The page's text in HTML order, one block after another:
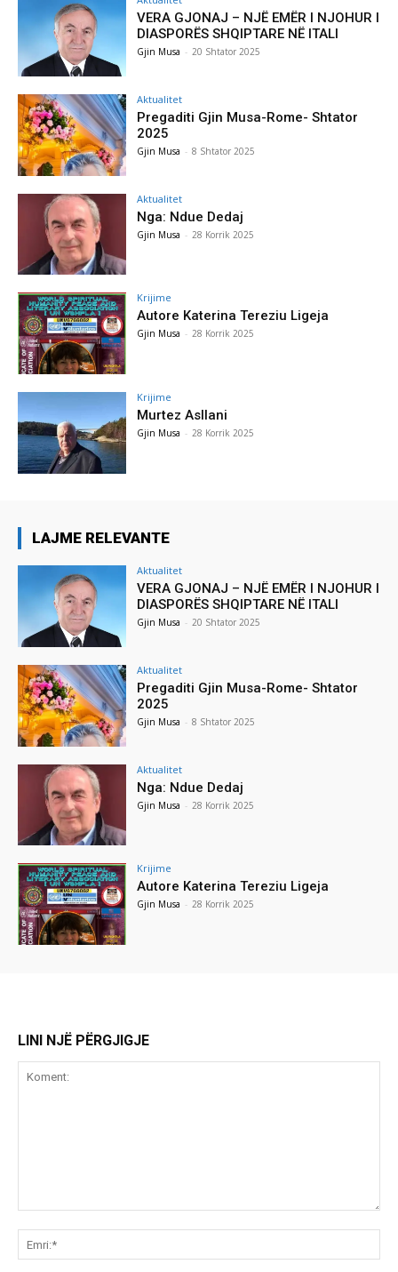
VERA GJONAJ – NJË EMËR I NJOHUR I
DIASPORËS SHQIPTARE NË ITALI
Gjin Musa - 20 Shtator 2025
Aktualitet
Pregaditi Gjin Musa-Rome- Shtator
2025
Gjin Musa - 8 Shtator 2025
Aktualitet
Nga: Ndue Dedaj
Gjin Musa - 28 Korrik 2025
Krijime
Autore Katerina Tereziu Ligeja
Gjin Musa - 28 Korrik 2025
Krijime
Murtez Asllani
Gjin Musa - 28 Korrik 2025
LAJME RELEVANTE
Aktualitet
VERA GJONAJ – NJË EMËR I NJOHUR I
DIASPORËS SHQIPTARE NË ITALI
Gjin Musa - 20 Shtator 2025
Aktualitet
Pregaditi Gjin Musa-Rome- Shtator
2025
Gjin Musa - 8 Shtator 2025
Aktualitet
Nga: Ndue Dedaj
Gjin Musa - 28 Korrik 2025
Krijime
Autore Katerina Tereziu Ligeja
Gjin Musa - 28 Korrik 2025
LINI NJË PËRGJIGJE